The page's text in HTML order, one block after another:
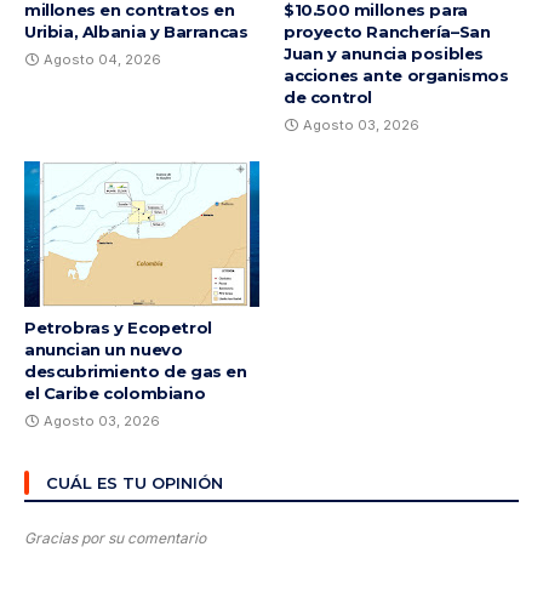
millones en contratos en
Uribia, Albania y Barrancas
Agosto 04, 2026
$10.500 millones para
proyecto Ranchería–San
Juan y anuncia posibles
acciones ante organismos
de control
Agosto 03, 2026
Petrobras y Ecopetrol
anuncian un nuevo
descubrimiento de gas en
el Caribe colombiano
Agosto 03, 2026
CUÁL ES TU OPINIÓN
Gracias por su comentario